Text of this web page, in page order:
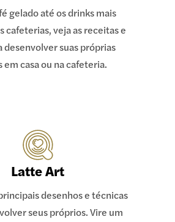
gelado até os drinks mais
cafeterias, veja as receitas e
desenvolver suas próprias
em casa ou na cafeteria.
Latte Art
desenhos e técnicas
seus próprios. Vire um